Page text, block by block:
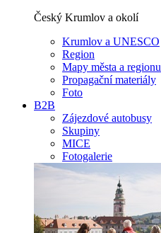
Český Krumlov a okolí
Krumlov a UNESCO
Region
Mapy města a regionu
Propagační materiály
Foto
B2B
Zájezdové autobusy
Skupiny
MICE
Fotogalerie